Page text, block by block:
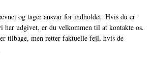
og tager ansvar for indholdet. Hvis du er
har udgivet, er du velkommen til at kontakte os.
tilbage, men retter faktuelle fejl, hvis de